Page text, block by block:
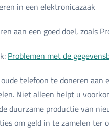
in een elektronicazaak
aan een goed doel, zoals
Problemen met de
telefoon te doneren aan
Niet alleen helpt u
duurzame productie van
om geld in te zamelen ter